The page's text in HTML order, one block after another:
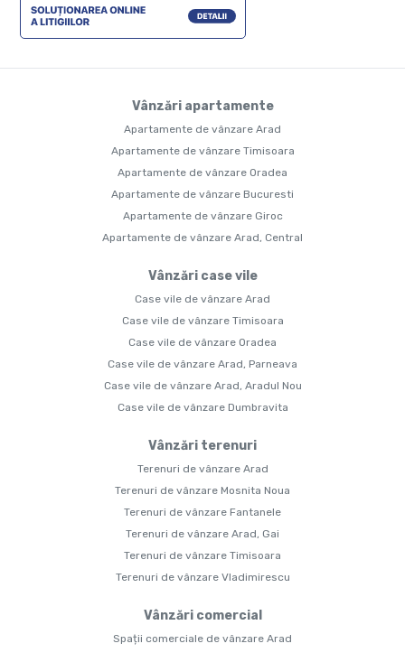
Vânzări apartamente
Apartamente de vânzare Arad
Apartamente de vânzare Timisoara
Apartamente de vânzare Oradea
Apartamente de vânzare Bucuresti
Apartamente de vânzare Giroc
Apartamente de vânzare Arad, Central
Vânzări case vile
Case vile de vânzare Arad
Case vile de vânzare Timisoara
Case vile de vânzare Oradea
Case vile de vânzare Arad, Parneava
Case vile de vânzare Arad, Aradul Nou
Case vile de vânzare Dumbravita
Vânzări terenuri
Terenuri de vânzare Arad
Terenuri de vânzare Mosnita Noua
Terenuri de vânzare Fantanele
Terenuri de vânzare Arad, Gai
Terenuri de vânzare Timisoara
Terenuri de vânzare Vladimirescu
Vânzări comercial
Spații comerciale de vânzare Arad